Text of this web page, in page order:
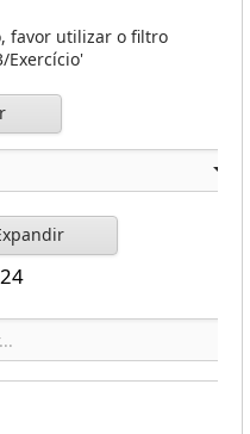
favor utilizar o filtro
Exercício'